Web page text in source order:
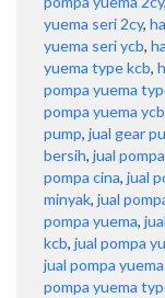
yuema seri 2cy,
yuema seri ycb,
yuema type kcb,
pompa yuema
pompa yuema
pump, jual gear
bersih, jual
pompa cina, jual
minyak, jual
pompa yuema,
kcb, jual pompa
jual pompa
pompa yuema